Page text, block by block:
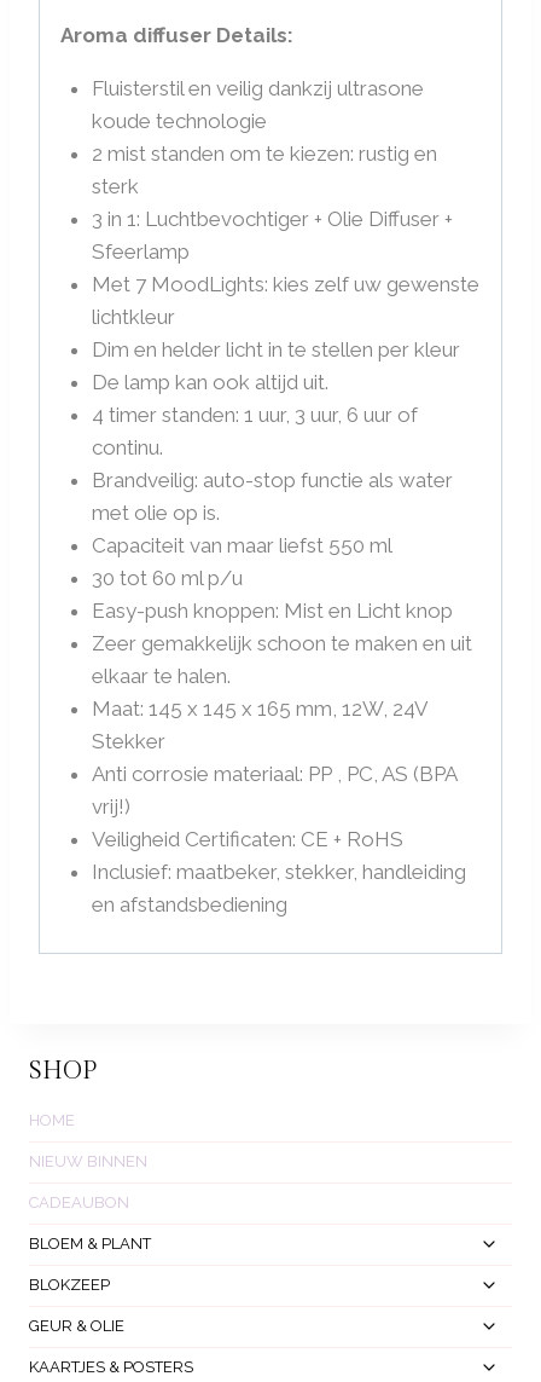
Aroma diffuser Details:
Fluisterstil en veilig dankzij ultrasone
koude technologie
2 mist standen om te kiezen: rustig en
sterk
3 in 1: Luchtbevochtiger + Olie Diffuser +
Sfeerlamp
Met 7 MoodLights: kies zelf uw gewenste
lichtkleur
Dim en helder licht in te stellen per kleur
De lamp kan ook altijd uit.
4 timer standen: 1 uur, 3 uur, 6 uur of
continu.
Brandveilig: auto-stop functie als water
met olie op is.
Capaciteit van maar liefst 550 ml
30 tot 60 ml p/u
Easy-push knoppen: Mist en Licht knop
Zeer gemakkelijk schoon te maken en uit
elkaar te halen.
Maat: 145 x 145 x 165 mm, 12W, 24V
Stekker
Anti corrosie materiaal: PP , PC, AS (BPA
vrij!)
Veiligheid Certificaten: CE + RoHS
Inclusief: maatbeker, stekker, handleiding
en afstandsbediening
SHOP
HOME
NIEUW BINNEN
CADEAUBON
BLOEM & PLANT
BLOKZEEP
GEUR & OLIE
KAARTJES & POSTERS